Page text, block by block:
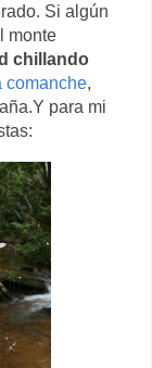
Si algún
monte
chillando
comanche,
para mi